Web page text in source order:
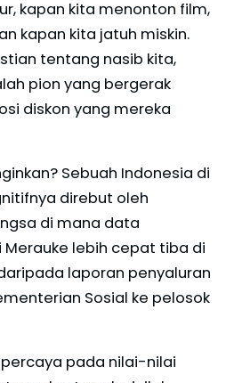
kapan kita menonton film,
kapan kita jatuh miskin.
tentang nasib kita,
pion yang bergerak
diskon yang mereka
Sebuah Indonesia di
direbut oleh
di mana data
lebih cepat tiba di
laporan penyaluran
Sosial ke pelosok
pada nilai-nilai